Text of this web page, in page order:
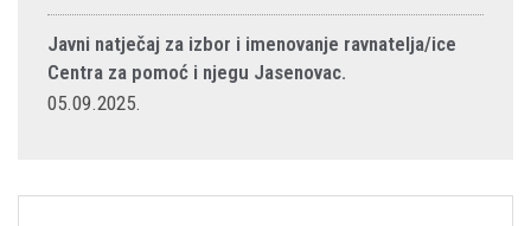
Javni natječaj za izbor i imenovanje ravnatelja/ice
Centra za pomoć i njegu Jasenovac.
05.09.2025.